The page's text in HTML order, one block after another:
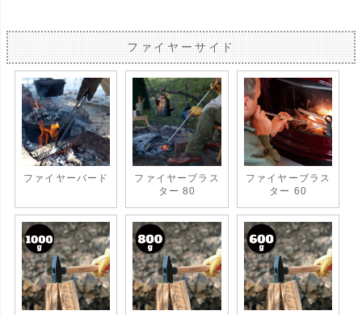
ファイヤーサイド
ファイヤーバード
ファイヤーブラス
ター 80
ファイヤーブラス
ター 60